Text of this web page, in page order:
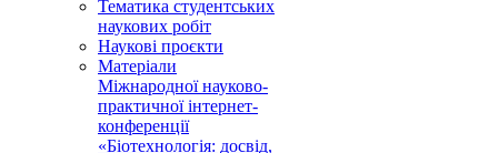
Тематика студентських
наукових робіт
Наукові проєкти
Матеріали
Міжнародної науково-
практичної інтернет-
конференції
«Біотехнологія: досвід,